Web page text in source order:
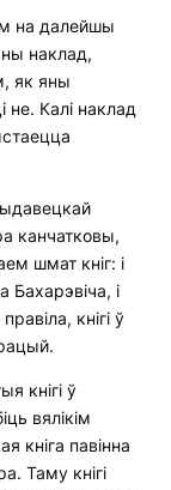
на далейшы
наклад,
як яны
не. Калі наклад
канчатковы,
шмат кніг: і
Бахарэвіча, і
кнігі ў
кнігі ў
вялікім
кніга павінна
Таму кнігі